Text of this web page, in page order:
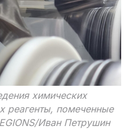
химических
реагенты, помеченные
Иван Петрушин